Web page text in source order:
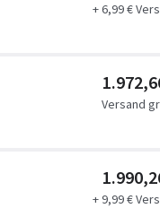
+ 6,99 €
Versand
+ 9,99 €